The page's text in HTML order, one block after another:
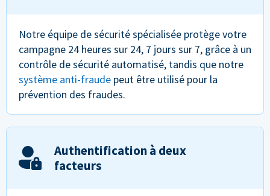
Notre équipe de sécurité spécialisée protège votre
campagne 24 heures sur 24, 7 jours sur 7, grâce à un
contrôle de sécurité automatisé, tandis que notre
système anti-fraude peut être utilisé pour la
prévention des fraudes.
Authentification à deux
facteurs